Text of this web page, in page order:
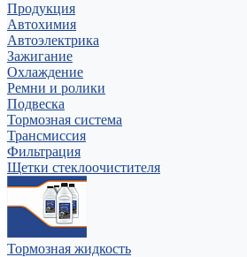
Продукция
Автохимия
Автоэлектрика
Зажигание
Охлаждение
Ремни и ролики
Подвеска
Тормозная система
Трансмиссия
Фильтрация
Щетки стеклоочистителя
Тормозная жидкость